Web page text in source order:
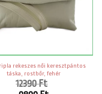
rekeszes női keresztpántos
táska, rostbőr, fehér
12390Ft